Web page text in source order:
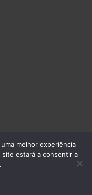
e Electricidade, SA. -
melhor experiência
estará a consentir a